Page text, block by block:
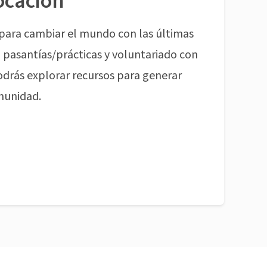
cambiar el mundo con las últimas
prácticas y voluntariado con
explorar recursos para generar